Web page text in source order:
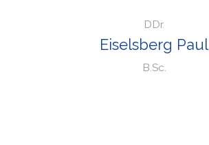
DDr.
Eiselsberg Paul
B.Sc.